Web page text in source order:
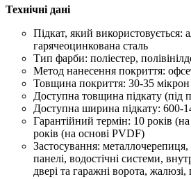
Технічні дані
Підкат, який використовується:
гарячеоцинкована сталь
Тип фарби: поліестер,
Метод нанесення покриття:
Товщина покриття: 30-35 мікрон
Доступна товщина підкату (під
Доступна ширина підкату: 600-
Гарантійний термін: 10 років
років (на основі PVDF)
Застосування:
панелі, водостічні системи,
двері та гаражні ворота,